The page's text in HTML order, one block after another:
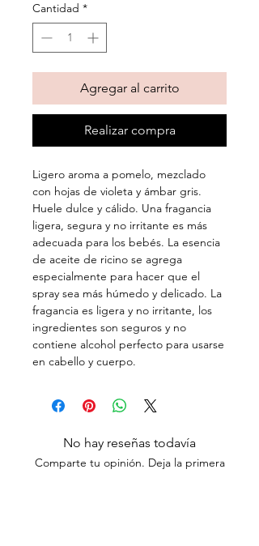
Cantidad *
Agregar al carrito
Realizar compra
Ligero aroma a pomelo, mezclado
con hojas de violeta y ámbar gris.
Huele dulce y cálido. Una fragancia
ligera, segura y no irritante es más
adecuada para los bebés. La esencia
de aceite de ricino se agrega
especialmente para hacer que el
spray sea más húmedo y delicado. La
fragancia es ligera y no irritante, los
ingredientes son seguros y no
contiene alcohol perfecto para usarse
en cabello y cuerpo.
No hay reseñas todavía
Comparte tu opinión. Deja la primera